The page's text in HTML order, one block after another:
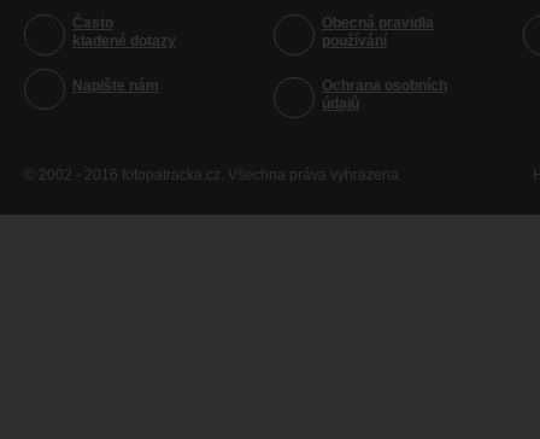
Často
kladené dotazy
Napište nám
Obecná pravidla
používání
Ochrana osobních
údajů
© 2002 - 2016 fotopatracka.cz. Všechna práva vyhrazena